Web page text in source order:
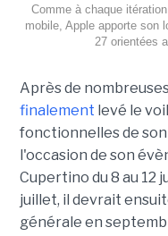
Comme à chaque
mobile, Apple apporte son
27 orientées
Après de
finalement levé le
fonctionnelles de son
l'occasion de son
Cupertino du 8 au 12
juillet, il devrait
générale en